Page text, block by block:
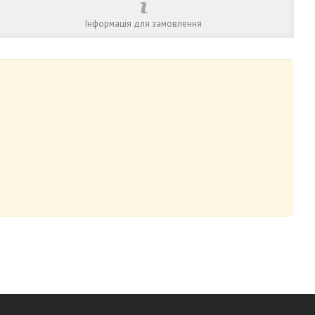
Інформація для замовлення